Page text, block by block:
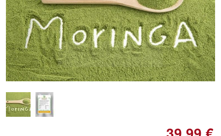
Doppelt antippen zum
vergrößern